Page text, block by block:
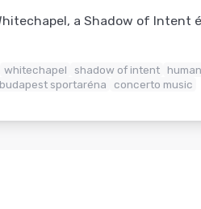
a Shadow of Intent
whitechapel shadow of intent
sportaréna
concerto music